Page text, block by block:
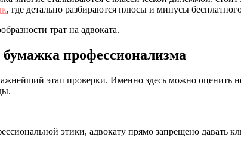
, где детально разбираются плюсы и минусы
трат на адвоката.
профессионализма
этап проверки. Именно здесь можно оценить
этики, адвокату прямо запрещено давать